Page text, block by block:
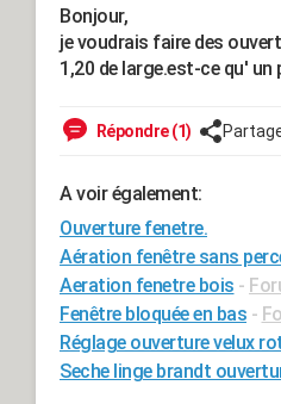
Bonjour,
je voudrais faire des
1,20 de large.est-ce qu'
Répondre (1)
A voir également:
Ouverture fenetre.
Aération fenêtre sans
Aeration fenetre bois -
Fenêtre bloquée en bas -
Réglage ouverture velux
Seche linge brandt